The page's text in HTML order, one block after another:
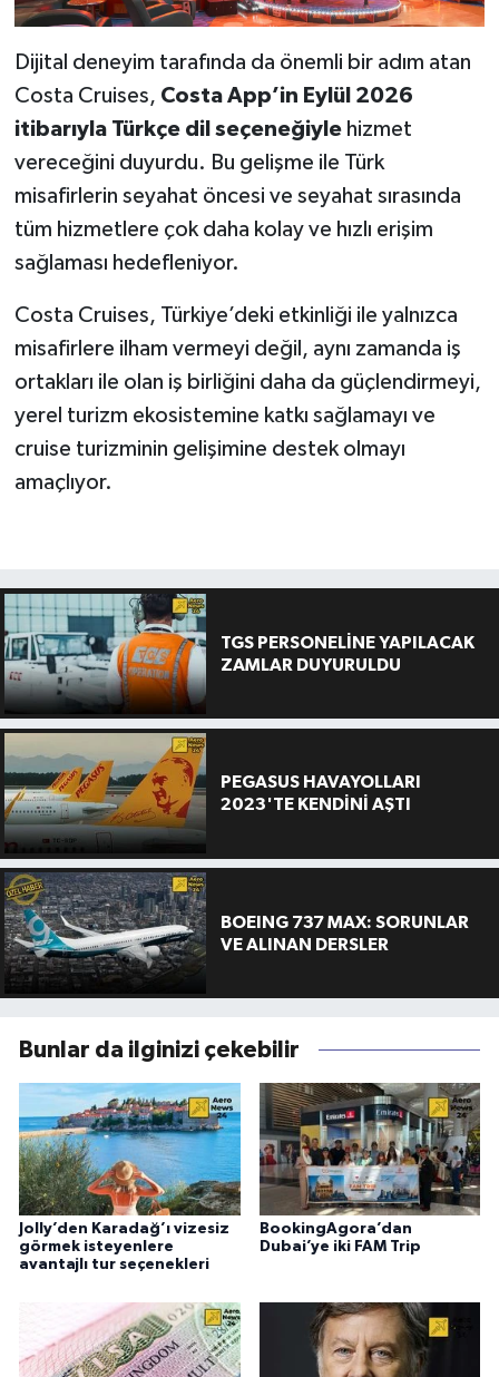
Dijital deneyim tarafında da önemli bir adım atan
Costa Cruises, Costa App’in Eylül 2026
itibarıyla Türkçe dil seçeneğiylehizmet
vereceğini duyurdu. Bu gelişme ile Türk
misafirlerin seyahat öncesi ve seyahat sırasında
tüm hizmetlere çok daha kolay ve hızlı erişim
sağlaması hedefleniyor.
Costa Cruises, Türkiye’deki etkinliği ile yalnızca
misafirlere ilham vermeyi değil, aynı zamanda iş
ortakları ile olan iş birliğini daha da güçlendirmeyi,
yerel turizm ekosistemine katkı sağlamayı ve
cruise turizminin gelişimine destek olmayı
amaçlıyor.
TGS PERSONELİNE YAPILACAK
ZAMLAR DUYURULDU
PEGASUS HAVAYOLLARI
2023'TE KENDİNİ AŞTI
BOEING 737 MAX: SORUNLAR
VE ALINAN DERSLER
Bunlar da ilginizi çekebilir
Jolly’den Karadağ’ı vizesiz
görmek isteyenlere
avantajlı tur seçenekleri
BookingAgora’dan
Dubai’ye iki FAM Trip